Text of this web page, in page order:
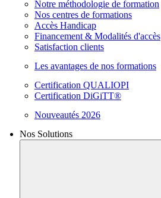
Notre méthodologie de formation
Nos centres de formations
Accès Handicap
Financement & Modalités d'accès
Satisfaction clients
Les avantages de nos formations
Certification QUALIOPI
Certification DiGiTT®
Nouveautés 2026
Nos Solutions